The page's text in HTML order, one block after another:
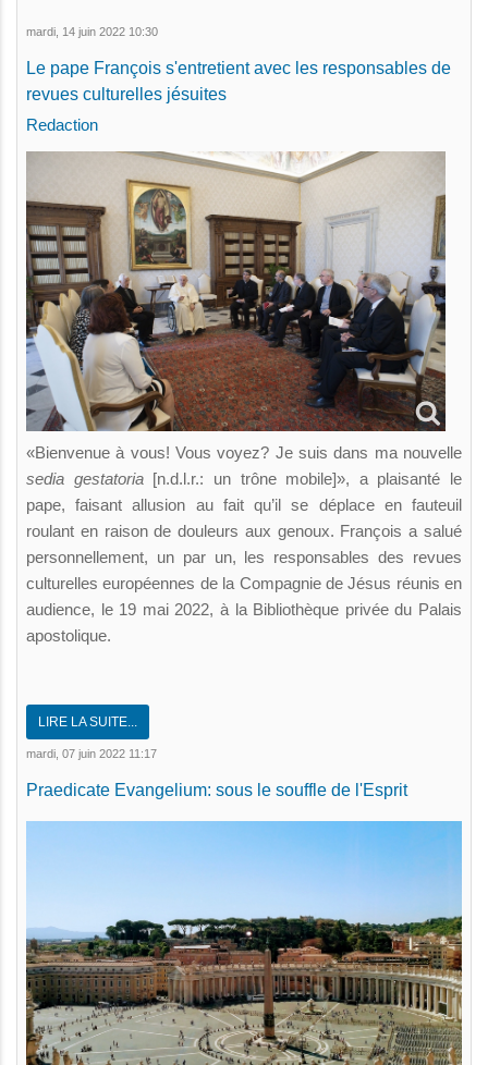
mardi, 14 juin 2022 10:30
Le pape François s'entretient avec les responsables de
revues culturelles jésuites
Redaction
«Bienvenue à vous! Vous voyez? Je suis dans ma nouvelle
sedia gestatoria [n.d.l.r.: un trône mobile]», a plaisanté le
pape, faisant allusion au fait qu’il se déplace en fauteuil
roulant en raison de douleurs aux genoux. François a salué
personnellement, un par un, les responsables des revues
culturelles européennes de la Compagnie de Jésus réunis en
audience, le 19 mai 2022, à la Bibliothèque privée du Palais
apostolique.
LIRE LA SUITE...
mardi, 07 juin 2022 11:17
Praedicate Evangelium: sous le souffle de l'Esprit